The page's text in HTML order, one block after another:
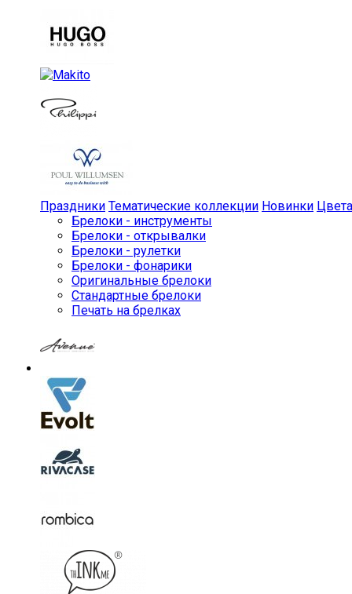
Праздники Тематические коллекции Новинки Цвета
Брелоки - инструменты
Брелоки - открывалки
Брелоки - рулетки
Брелоки - фонарики
Оригинальные брелоки
Стандартные брелоки
Печать на брелках